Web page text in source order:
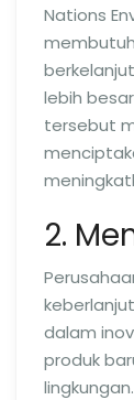
Nations
lebih
tersebut
2.
dalam
produk